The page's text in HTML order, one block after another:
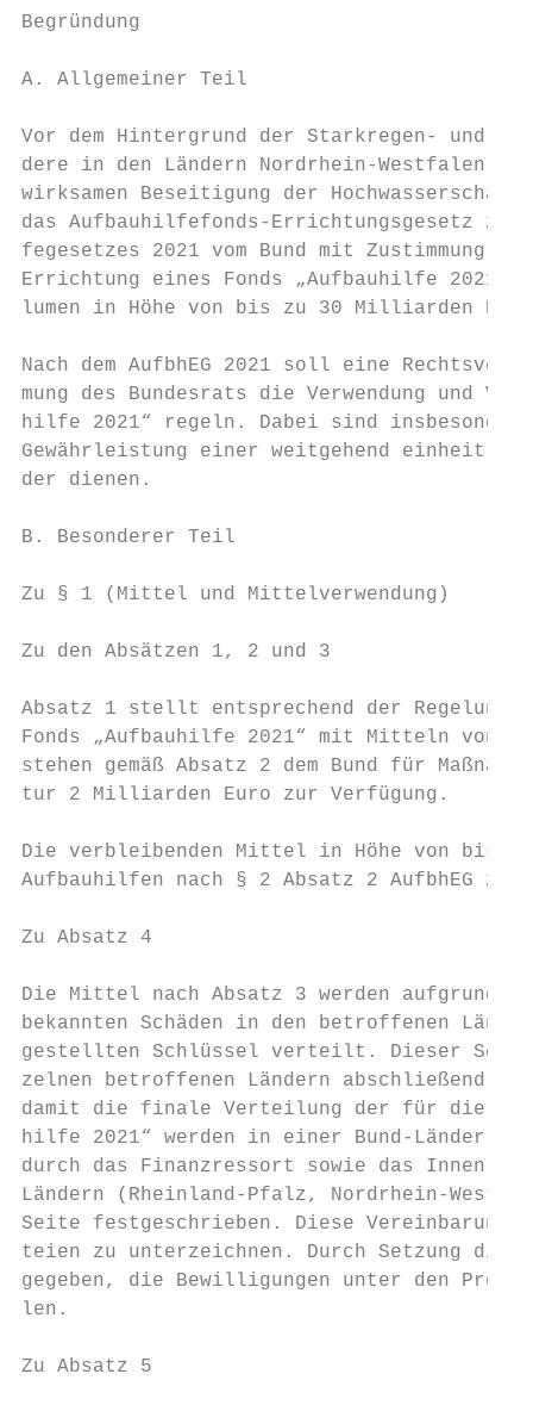
Begründung
A. Allgemeiner Teil
Vor dem Hintergrund der Starkregen- und
dere in den Ländern Nordrhein-Westfalen,
wirksamen Beseitigung der
das Aufbauhilfefonds-Errichtungsgesetz
fegesetzes 2021 vom Bund mit Zustimmung
Errichtung eines Fonds „Aufbauhilfe 2021“
lumen in Höhe von bis zu 30 Milliarden
Nach dem AufbhEG 2021 soll eine
mung des Bundesrats die Verwendung und
hilfe 2021“ regeln. Dabei sind
Gewährleistung einer weitgehend
der dienen.
B. Besonderer Teil
Zu § 1 (Mittel und Mittelverwendung)
Zu den Absätzen 1, 2 und 3
Absatz 1 stellt entsprechend der
Fonds „Aufbauhilfe 2021“ mit Mitteln von
stehen gemäß Absatz 2 dem Bund für
tur 2 Milliarden Euro zur Verfügung.
Die verbleibenden Mittel in Höhe von bis
Aufbauhilfen nach § 2 Absatz 2 AufbhEG
Zu Absatz 4
Die Mittel nach Absatz 3 werden aufgrund
bekannten Schäden in den betroffenen
gestellten Schlüssel verteilt. Dieser
zelnen betroffenen Ländern abschließend
damit die finale Verteilung der für die
hilfe 2021“ werden in einer Bund-Länder-
durch das Finanzressort sowie das
Ländern (Rheinland-Pfalz, Nordrhein-
Seite festgeschrieben. Diese
teien zu unterzeichnen. Durch Setzung
gegeben, die Bewilligungen unter den
len.
Zu Absatz 5